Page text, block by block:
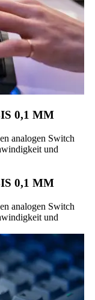
0,1 MM
analogen Switch
und
0,1 MM
analogen Switch
und